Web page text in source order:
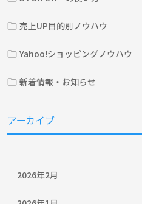
売上UP目的別ノウハウ
Yahoo!ショッピングノウハウ
新着情報・お知らせ
アーカイブ
2026年2月